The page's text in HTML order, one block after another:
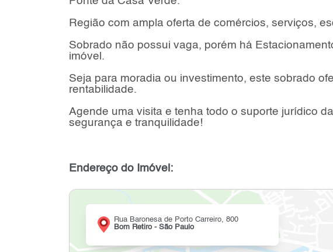
Região com ampla oferta de comércios, serviços,
Sobrado não possui vaga, porém há
imóvel.
Seja para moradia ou investimento, este sobrado
rentabilidade.
Agende uma visita e tenha todo o suporte jurídico
segurança e tranquilidade!
Endereço do Imóvel:
Rua Baronesa de Porto Carreiro, 800
Bom Retiro - São Paulo